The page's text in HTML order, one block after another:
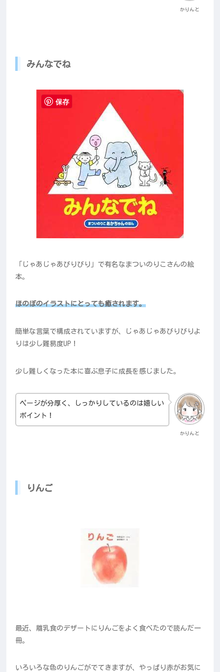
かりんと
みんなでね
「じゃあじゃあびりびり」で有名なまついのりこさんの絵
本。
ほのぼのイラストにとっても癒されます。
簡単な言葉で構成されていますが、じゃあじゃあびりびりよ
りは少し難易度UP！
少し難しくなった本に喜ぶ息子に成長を感じました。
かりんと
ページが分厚く、しっかりしているのは嬉しい
ポイント！
りんご
最近、離乳食のデザートにりんごをよく食べたので読んだ一
冊。
いろいろな色のりんごがでてきますが、やっぱり赤がお気に
保存